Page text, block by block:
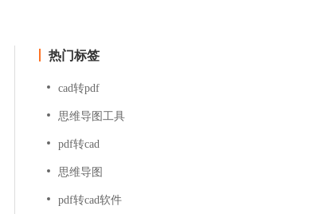
热门标签
cad转pdf
思维导图工具
pdf转cad
思维导图
pdf转cad软件